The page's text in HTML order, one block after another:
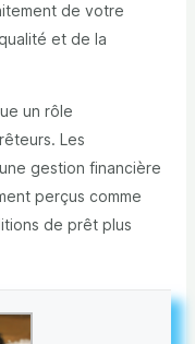
de votre
et de la
un rôle
Les
gestion financière
perçus comme
de prêt plus